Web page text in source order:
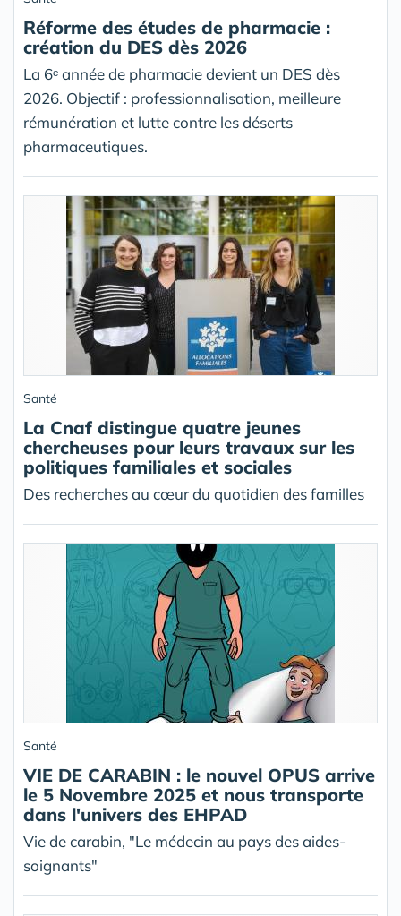
Réforme des études de pharmacie :
création du DES dès 2026
La 6ᵉ année de pharmacie devient un DES dès
2026. Objectif : professionnalisation, meilleure
rémunération et lutte contre les déserts
pharmaceutiques.
Santé
La Cnaf distingue quatre jeunes
chercheuses pour leurs travaux sur les
politiques familiales et sociales
Des recherches au cœur du quotidien des familles
Santé
VIE DE CARABIN : le nouvel OPUS arrive
le 5 Novembre 2025 et nous transporte
dans l'univers des EHPAD
Vie de carabin, "Le médecin au pays des aides-
soignants"